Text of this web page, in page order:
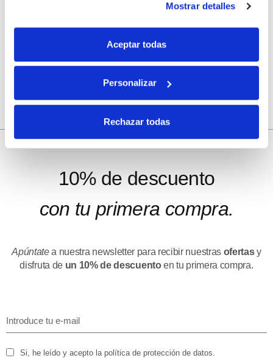
Mostrar detalles
Aceptar todas
Personalizar
Rechazar todas
10% de descuento
con tu primera compra.
Apúntatea nuestra newsletter para recibir nuestras ofertasy
disfruta de un 10% de descuentoen tu primera compra.
Si, he leído y acepto la política de protección de datos.